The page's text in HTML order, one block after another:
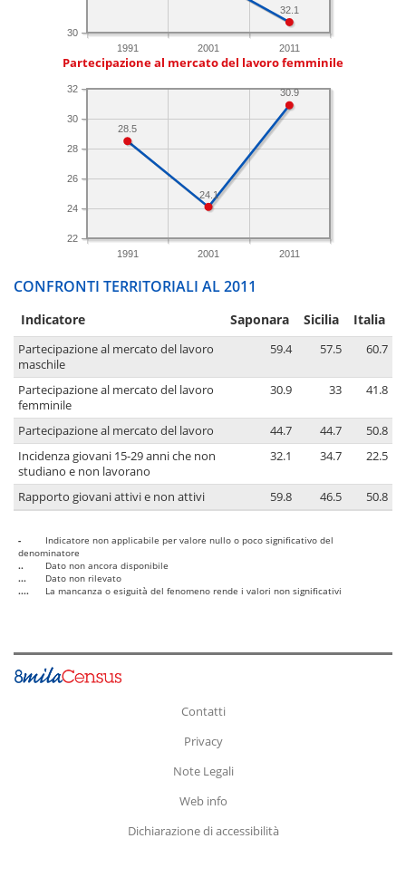
1991 2001 2011
30
32.1
Partecipazione al mercato del lavoro femminile
1991 2001 2011
22
24
26
28
30
32 30.9
24.1
28.5
CONFRONTI TERRITORIALI AL 2011
Indicatore Saponara Sicilia Italia
Partecipazione al mercato del lavoro
maschile
59.4 57.5 60.7
Partecipazione al mercato del lavoro
femminile
30.9 33 41.8
Partecipazione al mercato del lavoro 44.7 44.7
50.8
Incidenza giovani 15-29 anni che non
studiano e non lavorano
32.1 34.7 22.5
Rapporto giovani attivi e non attivi 59.8 46.5 50.8
-
Indicatore non applicabile per valore nullo o poco significativo del
denominatore
..
Dato non ancora disponibile
...
Dato non rilevato
....
La mancanza o esiguità del fenomeno rende i valori non significativi
Contatti
Privacy
Note Legali
Web info
Dichiarazione di accessibilità